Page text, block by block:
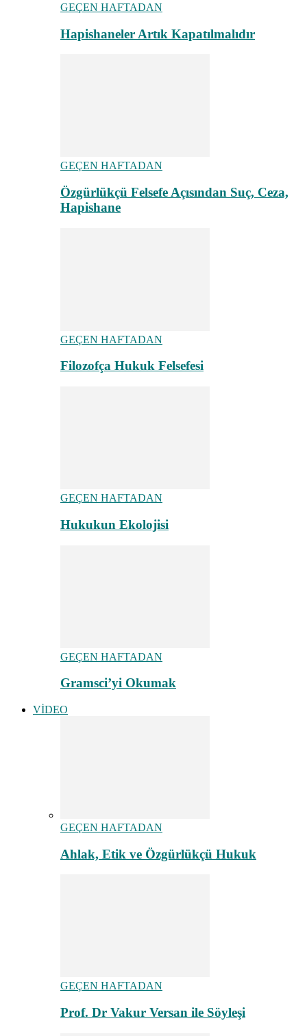
GEÇEN HAFTADAN
Hapishaneler Artık Kapatılmalıdır
GEÇEN HAFTADAN
Özgürlükçü Felsefe Açısından Suç, Ceza,
Hapishane
GEÇEN HAFTADAN
Filozofça Hukuk Felsefesi
GEÇEN HAFTADAN
Hukukun Ekolojisi
GEÇEN HAFTADAN
Gramsci’yi Okumak
VİDEO
GEÇEN HAFTADAN
Ahlak, Etik ve Özgürlükçü Hukuk
GEÇEN HAFTADAN
Prof. Dr Vakur Versan ile Söyleşi